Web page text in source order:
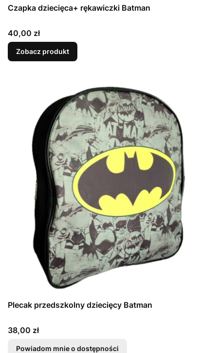
Czapka dziecięca+ rękawiczki Batman
Cena
40,00 zł
Zobacz produkt
Plecak przedszkolny dziecięcy Batman
Cena
38,00 zł
Powiadom mnie o dostępności